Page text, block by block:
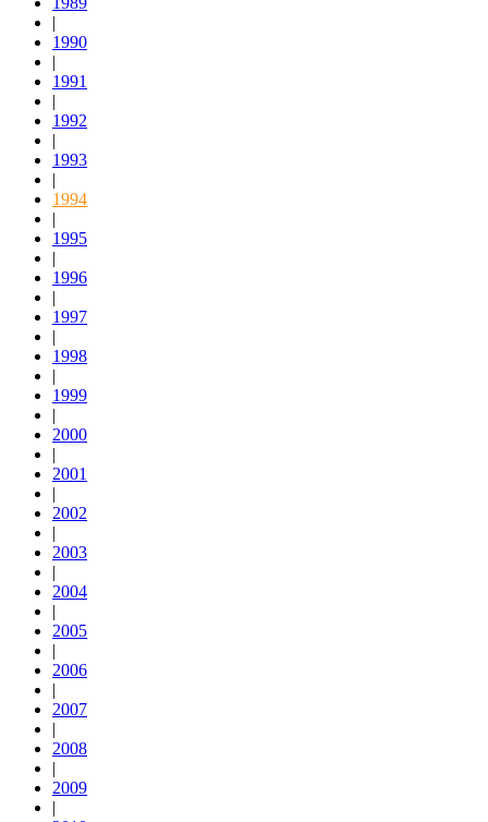
|
1990
|
1991
|
1992
|
1993
|
1994
|
1995
|
1996
|
1997
|
1998
|
1999
|
2000
|
2001
|
2002
|
2003
|
2004
|
2005
|
2006
|
2007
|
2008
|
2009
|